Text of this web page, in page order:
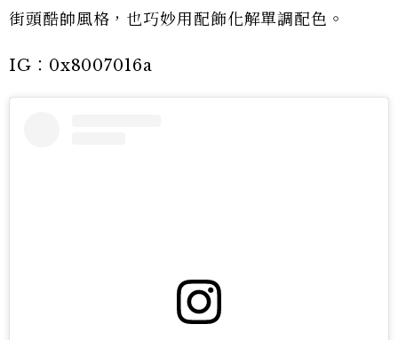
街頭酷帥風格，也巧妙用配飾化解單調配色。
IG：0x8007016a